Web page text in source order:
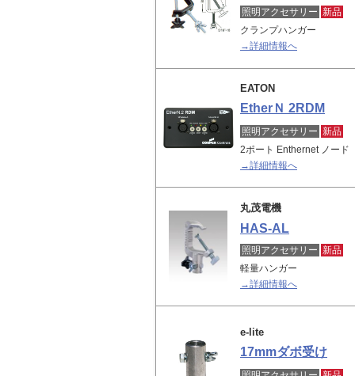
照明アクセサリー 新品
クランプハンガー
→詳細情報へ
EATON
EtherＮ 2RDM
照明アクセサリー 新品
2ポート Enthernet ノード
→詳細情報へ
丸茂電機
HAS-AL
照明アクセサリー 新品
軽量ハンガー
→詳細情報へ
e-lite
17mmダボ受け